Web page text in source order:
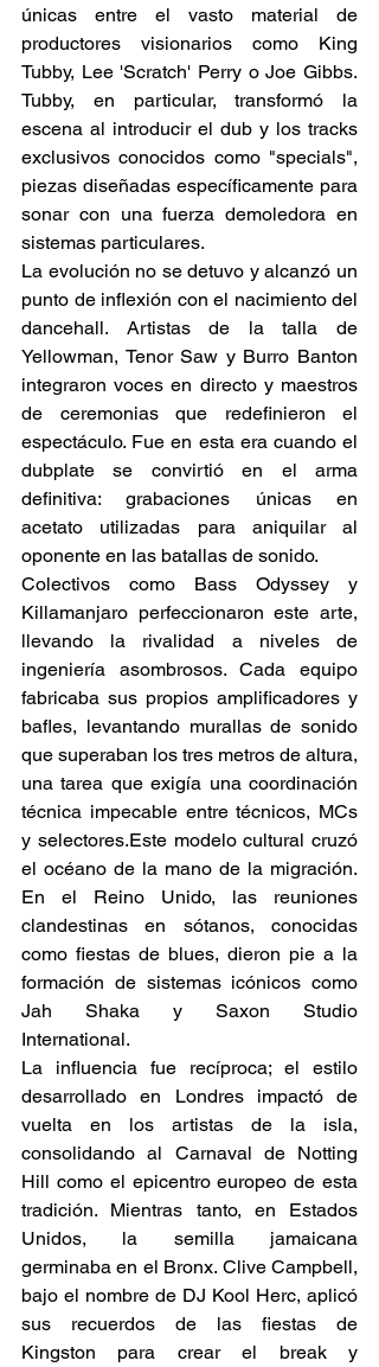
únicas entre el vasto material de
productores visionarios como King
Tubby, Lee 'Scratch' Perry o Joe Gibbs.
Tubby, en particular, transformó la
escena al introducir el dub y los tracks
exclusivos conocidos como "specials",
piezas diseñadas específicamente para
sonar con una fuerza demoledora en
sistemas particulares.
La evolución no se detuvo y alcanzó un
punto de inflexión con el nacimiento del
dancehall. Artistas de la talla de
Yellowman, Tenor Saw y Burro Banton
integraron voces en directo y maestros
de ceremonias que redefinieron el
espectáculo. Fue en esta era cuando el
dubplate se convirtió en el arma
definitiva: grabaciones únicas en
acetato utilizadas para aniquilar al
oponente en las batallas de sonido.
Colectivos como Bass Odyssey y
Killamanjaro perfeccionaron este arte,
llevando la rivalidad a niveles de
ingeniería asombrosos. Cada equipo
fabricaba sus propios amplificadores y
bafles, levantando murallas de sonido
que superaban los tres metros de altura,
una tarea que exigía una coordinación
técnica impecable entre técnicos, MCs
y selectores.Este modelo cultural cruzó
el océano de la mano de la migración.
En el Reino Unido, las reuniones
clandestinas en sótanos, conocidas
como fiestas de blues, dieron pie a la
formación de sistemas icónicos como
Jah Shaka y Saxon Studio
International.
La influencia fue recíproca; el estilo
desarrollado en Londres impactó de
vuelta en los artistas de la isla,
consolidando al Carnaval de Notting
Hill como el epicentro europeo de esta
tradición. Mientras tanto, en Estados
Unidos, la semilla jamaicana
germinaba en el Bronx. Clive Campbell,
bajo el nombre de DJ Kool Herc, aplicó
sus recuerdos de las fiestas de
Kingston para crear el break y